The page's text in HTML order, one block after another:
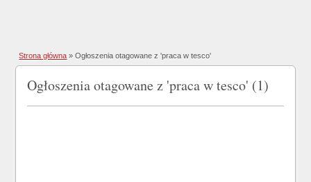
Strona główna »Ogłoszenia otagowane z 'praca w tesco'
Ogłoszenia otagowane z 'praca w tesco' (1)